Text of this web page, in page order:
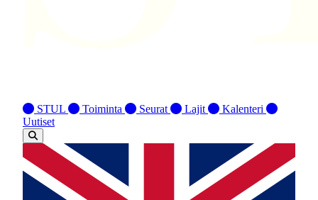
STUL Toiminta Seurat Lajit
Kalenteri
Uutiset